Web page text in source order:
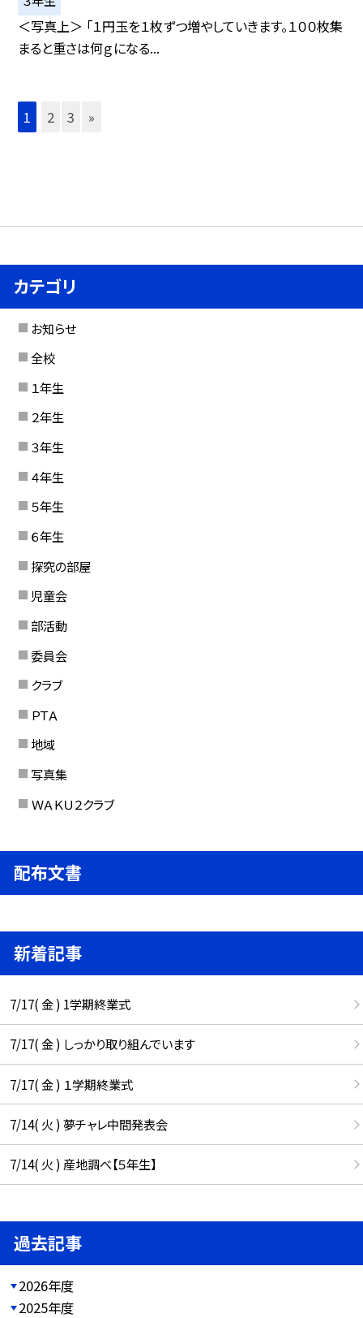
＜写真上＞ 「１円玉を１枚ずつ増やしていきます。１００枚集
まると重さは何ｇになる...
1 2 3 »
カテゴリ
お知らせ
全校
１年生
２年生
３年生
４年生
５年生
６年生
探究の部屋
児童会
部活動
委員会
クラブ
ＰＴＡ
地域
写真集
ＷＡＫＵ２クラブ
配布文書
新着記事
7/17( 金 ) 1学期終業式
7/17( 金 ) しっかり取り組んでいます
7/17( 金 ) １学期終業式
7/14( 火 ) 夢チャレ中間発表会
7/14( 火 ) 産地調べ【５年生】
過去記事
2026年度
2025年度